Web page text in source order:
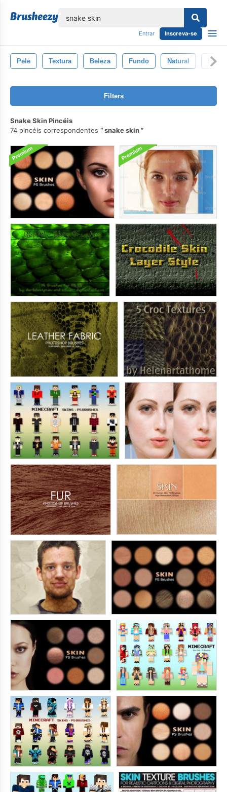
Entrar Inscreva-se
Pele Textura Beleza Fundo Natural
Filters
Snake Skin Pincéis
74 pincéis correspondentes
snake skin